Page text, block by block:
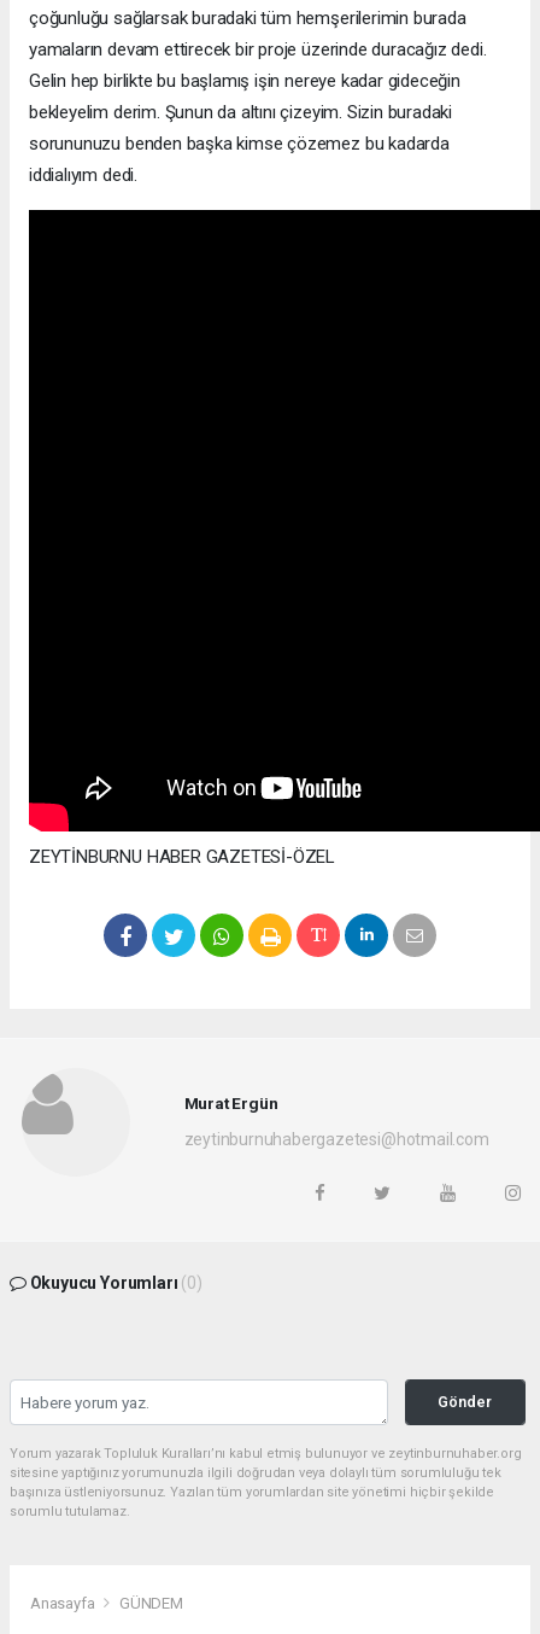
çoğunluğu sağlarsak buradaki tüm hemşerilerimin burada
yamaların devam ettirecek bir proje üzerinde duracağız dedi.
Gelin hep birlikte bu başlamış işin nereye kadar gideceğin
bekleyelim derim. Şunun da altını çizeyim. Sizin buradaki
sorununuzu benden başka kimse çözemez bu kadarda
iddialıyım dedi.
ZEYTİNBURNU HABER GAZETESİ-ÖZEL
Murat Ergün
zeytinburnuhabergazetesi@hotmail.com
Okuyucu Yorumları (0)
Gönder
Yorum yazarak Topluluk Kuralları’nı kabul etmiş bulunuyor ve zeytinburnuhaber.org
sitesine yaptığınız yorumunuzla ilgili doğrudan veya dolaylı tüm sorumluluğu tek
başınıza üstleniyorsunuz. Yazılan tüm yorumlardan site yönetimi hiçbir şekilde
sorumlu tutulamaz.
Anasayfa GÜNDEM